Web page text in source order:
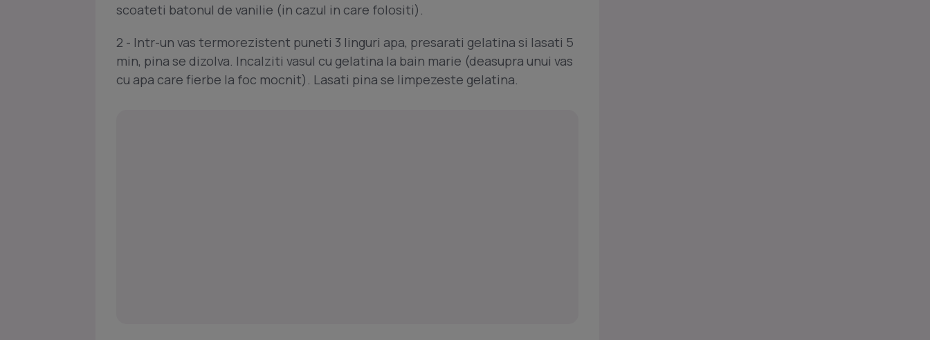
scoateti batonul de vanilie (in cazul in care folositi).
2 - Intr-un vas termorezistent puneti 3 linguri apa, presarati gelatina si lasati 5
min, pina se dizolva. Incalziti vasul cu gelatina la bain marie (deasupra unui vas
cu apa care fierbe la foc mocnit). Lasati pina se limpezeste gelatina.